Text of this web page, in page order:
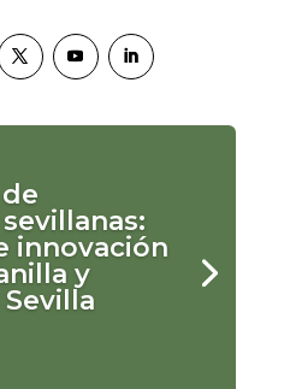
innovación
y